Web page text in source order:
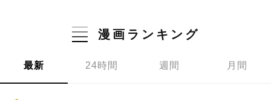
漫画ランキング
最新 24時間 週間 月間